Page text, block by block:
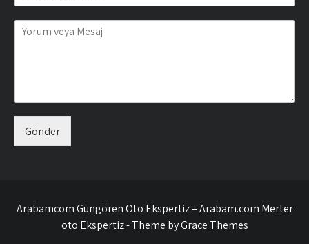
Gönder
Arabamcom Güngören Oto Ekspertiz – Arabam.com Merter
oto Ekspertiz - Theme by Grace Themes